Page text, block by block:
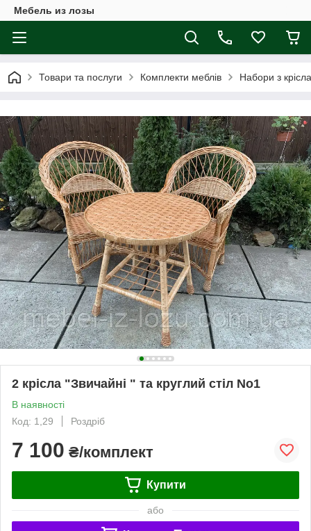
Мебель из лозы
Товари та послуги Комплекти меблів Набори з
2 крісла "Звичайні " та круглий стіл No1
В наявності
Код: 1,29
Роздріб
7 100 ₴/комплект
Купити
або